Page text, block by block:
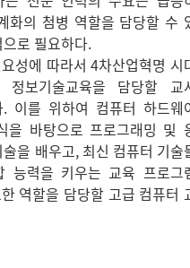
화의 첨병 역할을 담당할 수
로 필요하다.
성에 따라서 4차산업혁명 시
보기술교육을 담당할 교
이를 위하여 컴퓨터 하드웨
을 바탕으로 프로그래밍 및
을 배우고, 최신 컴퓨터 기술
능력을 키우는 교육 프로그
역할을 담당할 고급 컴퓨터